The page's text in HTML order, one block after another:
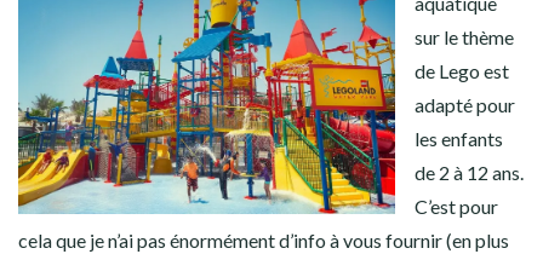
sur le thème
de Lego est
adapté pour
les enfants
de 2 à 12 ans.
C’est pour
cela que je n’ai pas énormément d’info à vous fournir (en plus